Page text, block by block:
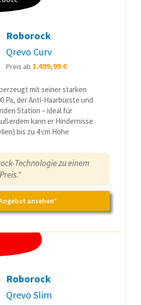
Roborock
Qrevo Curv
Preis ab 1.499,99 €
mit seiner starken
Pa, der Anti-Haarbürste und
Station – ideal für
kann er Hindernisse
bis zu 4 cm Höhe
Technologie zu einem
ansehen*
Roborock
Qrevo Slim